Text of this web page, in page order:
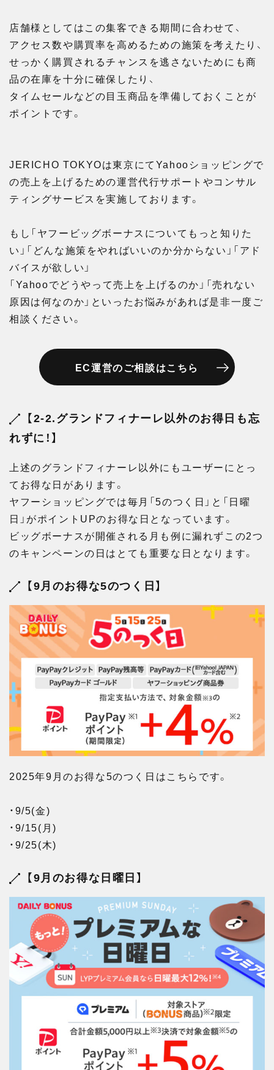
店舗様としてはこの集客できる期間に合わせて、
アクセス数や購買率を高めるための施策を考えたり、
せっかく購買されるチャンスを逃さないためにも商
品の在庫を十分に確保したり、
タイムセールなどの目玉商品を準備しておくことが
ポイントです。
JERICHO TOKYOは東京にてYahooショッピングで
の売上を上げるための運営代行サポートやコンサル
ティングサービスを実施しております。
もし「ヤフービッグボーナスについてもっと知りた
い」「どんな施策をやればいいのか分からない」「アド
バイスが欲しい」
「Yahooでどうやって売上を上げるのか」「売れない
原因は何なのか」といったお悩みがあれば是非一度ご
相談ください。
EC運営のご相談はこちら
【2-2.グランドフィナーレ以外のお得日も忘
れずに！】
上述のグランドフィナーレ以外にもユーザーにとっ
てお得な日があります。
ヤフーショッピングでは毎月「5のつく日」と「日曜
日」がポイントUPのお得な日となっています。
ビッグボーナスが開催される月も例に漏れずこの2つ
のキャンペーンの日はとても重要な日となります。
【9月のお得な5のつく日】
2025年9月のお得な5のつく日はこちらです。
・9/5(金)
・9/15(月)
・9/25(木)
【9月のお得な日曜日】